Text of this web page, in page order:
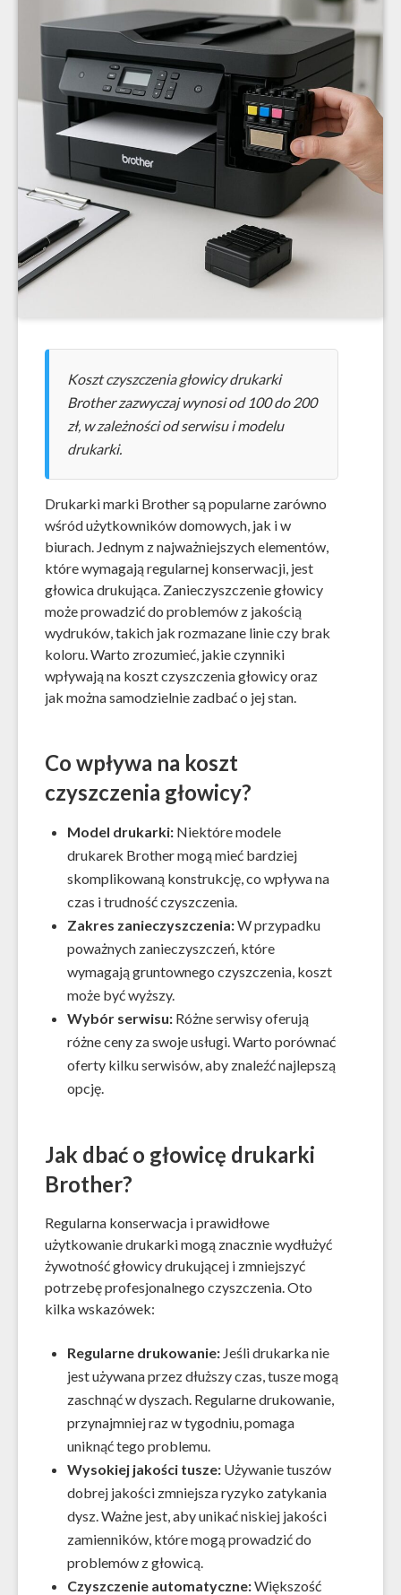
Koszt czyszczenia głowicy drukarki
Brother zazwyczaj wynosi od 100 do 200
zł, w zależności od serwisu i modelu
drukarki.
Drukarki marki Brother są popularne zarówno
wśród użytkowników domowych, jak i w
biurach. Jednym z najważniejszych elementów,
które wymagają regularnej konserwacji, jest
głowica drukująca. Zanieczyszczenie głowicy
może prowadzić do problemów z jakością
wydruków, takich jak rozmazane linie czy brak
koloru. Warto zrozumieć, jakie czynniki
wpływają na koszt czyszczenia głowicy oraz
jak można samodzielnie zadbać o jej stan.
Co wpływa na koszt
czyszczenia głowicy?
Model drukarki: Niektóre modele
drukarek Brother mogą mieć bardziej
skomplikowaną konstrukcję, co wpływa na
czas i trudność czyszczenia.
Zakres zanieczyszczenia:W przypadku
poważnych zanieczyszczeń, które
wymagają gruntownego czyszczenia, koszt
może być wyższy.
Wybór serwisu: Różne serwisy oferują
różne ceny za swoje usługi. Warto porównać
oferty kilku serwisów, aby znaleźć najlepszą
opcję.
Jak dbać o głowicę drukarki
Brother?
Regularna konserwacja i prawidłowe
użytkowanie drukarki mogą znacznie wydłużyć
żywotność głowicy drukującej i zmniejszyć
potrzebę profesjonalnego czyszczenia. Oto
kilka wskazówek:
Regularne drukowanie: Jeśli drukarka nie
jest używana przez dłuższy czas, tusze mogą
zaschnąć w dyszach. Regularne drukowanie,
przynajmniej raz w tygodniu, pomaga
uniknąć tego problemu.
Wysokiej jakości tusze: Używanie tuszów
dobrej jakości zmniejsza ryzyko zatykania
dysz. Ważne jest, aby unikać niskiej jakości
zamienników, które mogą prowadzić do
problemów z głowicą.
Czyszczenie automatyczne:Większość